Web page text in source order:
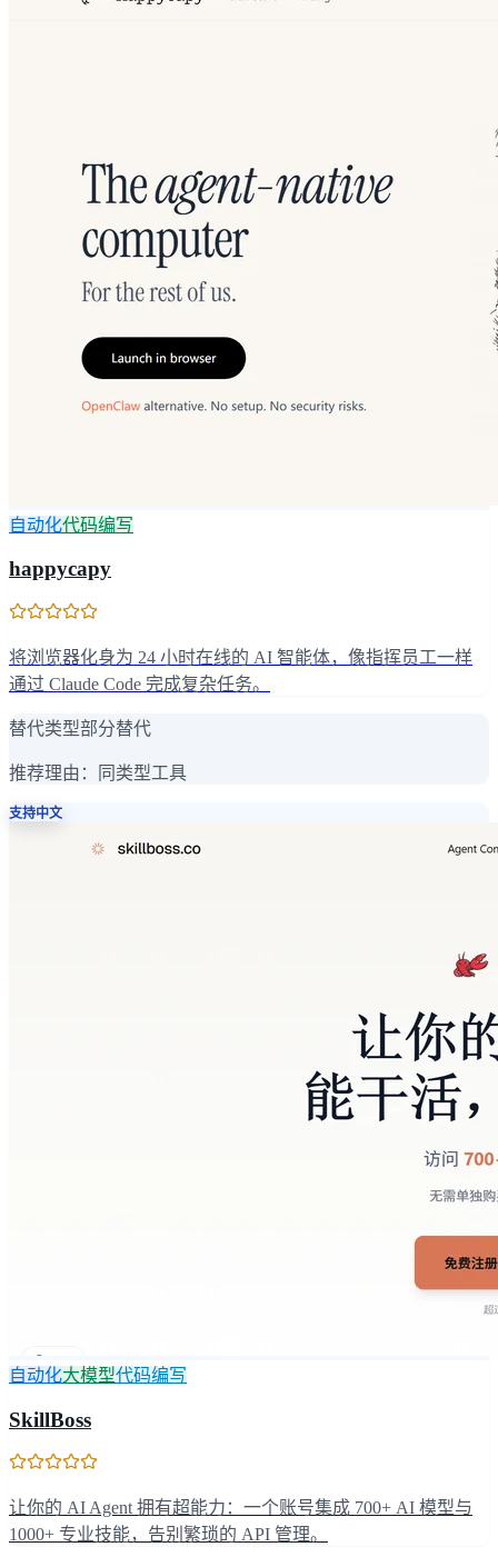
自动化代码编写
happycapy
将浏览器化身为 24 小时在线的 AI 智能体，像指挥员工一样
通过 Claude Code 完成复杂任务。
替代类型部分替代
推荐理由： 同类型工具
支持中文
自动化大模型代码编写
SkillBoss
让你的 AI Agent 拥有超能力：一个账号集成 700+ AI 模型与
1000+ 专业技能，告别繁琐的 API 管理。